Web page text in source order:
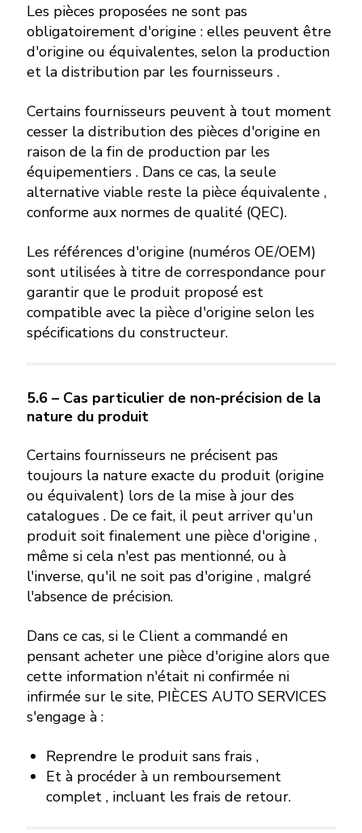
Les pièces proposées ne sont pas
obligatoirement d'origine : elles peuvent être
d'origine ou équivalentes, selon la production
et la distribution par les fournisseurs .
Certains fournisseurs peuvent à tout moment
cesser la distribution des pièces d'origine en
raison de la fin de production par les
équipementiers . Dans ce cas, la seule
alternative viable reste la pièce équivalente ,
conforme aux normes de qualité (QEC).
Les références d'origine (numéros OE/OEM)
sont utilisées à titre de correspondance pour
garantir que le produit proposé est
compatible avec la pièce d'origine selon les
spécifications du constructeur.
5.6 – Cas particulier de non-précision de la
nature du produit
Certains fournisseurs ne précisent pas
toujours la nature exacte du produit (origine
ou équivalent) lors de la mise à jour des
catalogues . De ce fait, il peut arriver qu'un
produit soit finalement une pièce d'origine ,
même si cela n'est pas mentionné, ou à
l'inverse, qu'il ne soit pas d'origine , malgré
l'absence de précision.
Dans ce cas, si le Client a commandé en
pensant acheter une pièce d'origine alors que
cette information n'était ni confirmée ni
infirmée sur le site, PIÈCES AUTO SERVICES
s'engage à :
Reprendre le produit sans frais ,
Et à procéder à un remboursement
complet , incluant les frais de retour.